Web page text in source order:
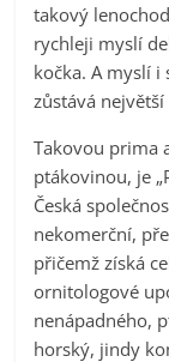
takový
rychleji myslí
kočka. A myslí i
zůstává největší
Takovou prima
ptákovinou, je
Česká
nekomerční,
přičemž získá
ornitologové
nenápadného,
horský, jindy